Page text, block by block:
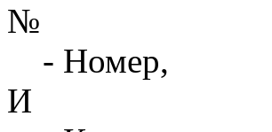
№
- Номер,
И